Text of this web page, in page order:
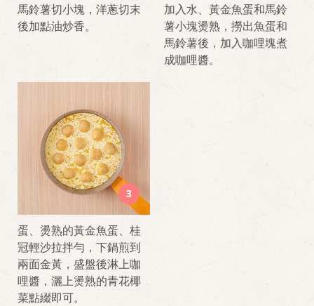
馬鈴薯切小塊，洋蔥切末
後加點油炒香。
加入水、黃金魚蛋和馬鈴
薯小塊燙熟，撈出魚蛋和
馬鈴薯後，加入咖哩塊煮
成咖哩醬。
3
蛋、燙熟的黃金魚蛋、桂
冠輕沙拉拌勻，下鍋煎到
兩面金黃，盛盤後淋上咖
哩醬，灑上燙熟的青花椰
菜點綴即可。